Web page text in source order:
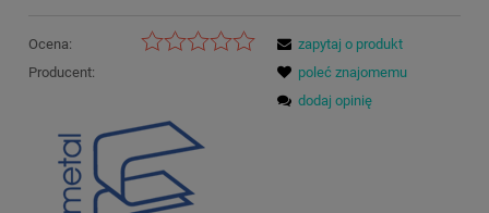
Ocena:
Producent:
zapytaj o produkt
poleć znajomemu
dodaj opinię